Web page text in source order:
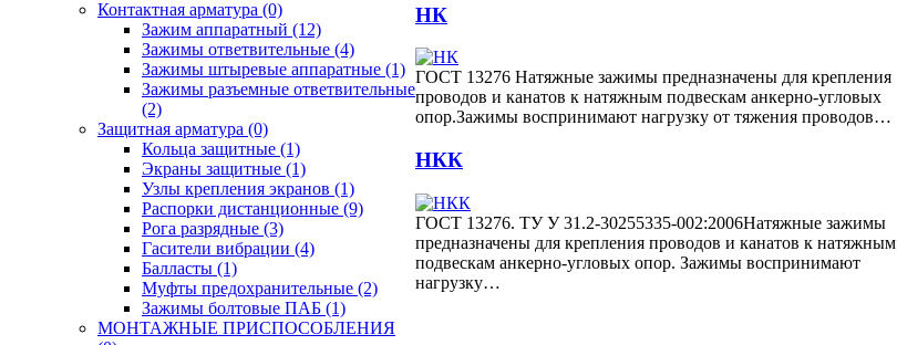
Контактная арматура (0)
Зажим аппаратный (12)
Зажимы ответвительные (4)
Зажимы штыревые аппаратные (1)
Зажимы разъемные ответвительные
(2)
Защитная арматура (0)
Кольца защитные (1)
Экраны защитные (1)
Узлы крепления экранов (1)
Распорки дистанционные (9)
Рога разрядные (3)
Гасители вибрации (4)
Балласты (1)
Муфты предохранительные (2)
Зажимы болтовые ПАБ (1)
МОНТАЖНЫЕ ПРИСПОСОБЛЕНИЯ
НК
ГОСТ 13276 Натяжные зажимы предназначены для крепления
проводов и канатов к натяжным подвескам анкерно-угловых
опор.Зажимы воспринимают нагрузку от тяжения проводов…
НКК
ГОСТ 13276. ТУ У 31.2-30255335-002:2006Натяжные зажимы
предназначены для крепления проводов и канатов к натяжным
подвескам анкерно-угловых опор. Зажимы воспринимают
нагрузку…